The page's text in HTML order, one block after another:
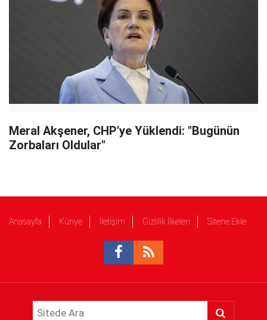
Meral Akşener, CHP'ye Yüklendi: "Bugünün
Zorbaları Oldular"
Anasayfa Künye İletişim Gizlilik İlkeleri Sitene Ekle